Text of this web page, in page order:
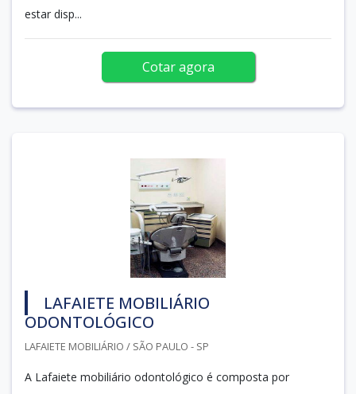
estar disp...
Cotar agora
LAFAIETE MOBILIÁRIO
ODONTOLÓGICO
LAFAIETE MOBILIÁRIO / SÃO PAULO - SP
A Lafaiete mobiliário odontológico é composta por